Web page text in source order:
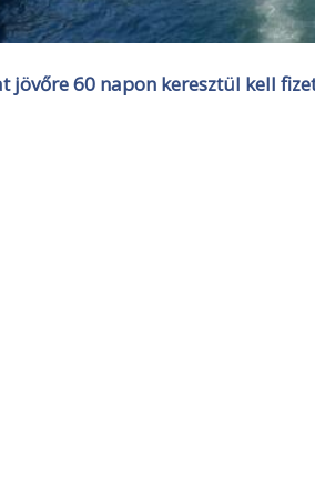
jövőre 60 napon keresztül kell